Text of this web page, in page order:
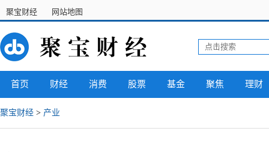
聚宝财经 网站地图
首页 财经 消费 股票 基金 聚焦 理财
聚宝财经 > 产业